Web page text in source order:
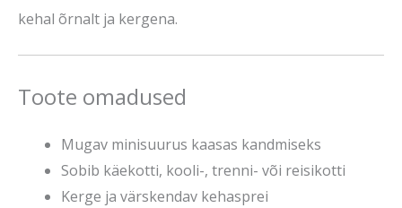
kehal õrnalt ja kergena.
Toote omadused
Mugav minisuurus kaasas kandmiseks
Sobib käekotti, kooli-, trenni- või reisikotti
Kerge ja värskendav kehasprei